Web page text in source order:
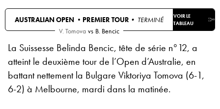
AUSTRALIAN OPEN • PREMIER TOUR • TERMINÉ
VOIR LE
TABLEAU
V. Tomova vs B. Bencic
La Suissesse Belinda Bencic, tête de série n°12, a
atteint le deuxième tour de l’Open d’Australie, en
battant nettement la Bulgare Viktoriya Tomova (6-1,
6-2) à Melbourne, mardi dans la matinée.